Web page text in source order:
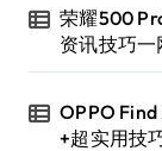
荣耀500
资讯技巧一
OPPO
+超实用技